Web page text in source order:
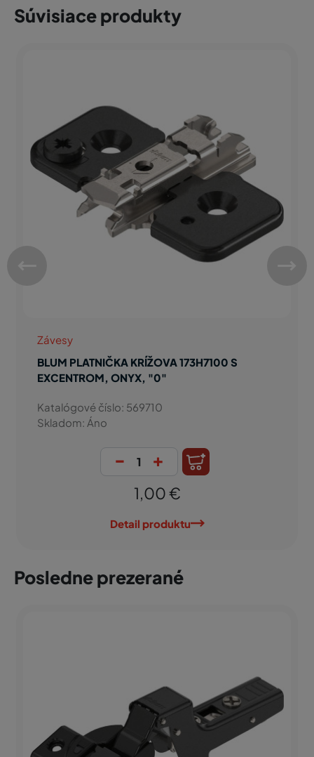
Súvisiace produkty
Závesy
BLUM PLATNIČKA KRÍŽOVA 173H7100 S
EXCENTROM, ONYX, "0"
Katalógové číslo: 569710
Skladom: Áno
- +
1,00 €
Detail produktu
Posledne prezerané